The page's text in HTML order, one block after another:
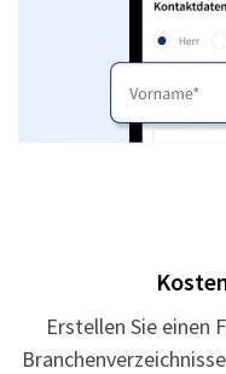
Erstellen Sie einen